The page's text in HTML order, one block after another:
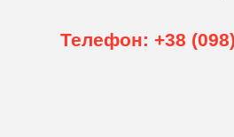
Телефон: +38